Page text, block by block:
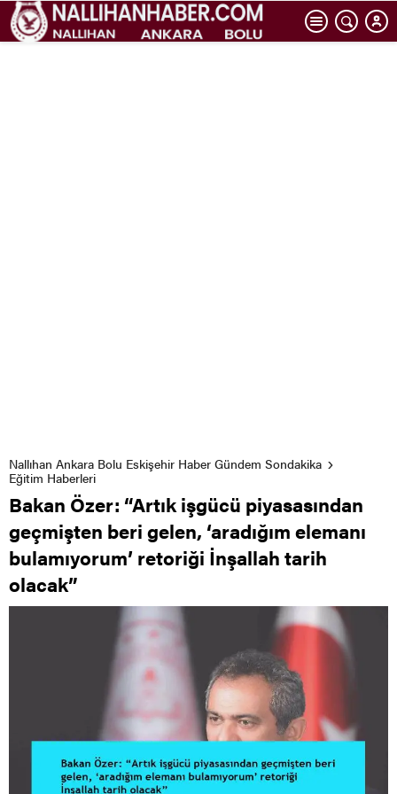
tarih olacak”
Nallıhan Ankara Bolu Eskişehir Haber Gündem Sondakika
Eğitim Haberleri
Bakan Özer: “Artık işgücü piyasasından
geçmişten beri gelen, ‘aradığım elemanı
bulamıyorum’ retoriği İnşallah tarih
olacak”